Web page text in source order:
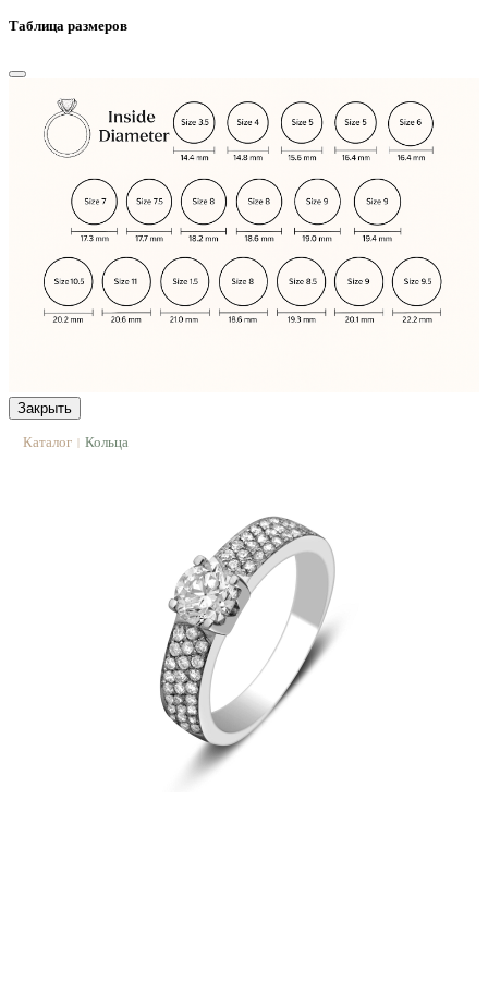
Таблица размеров
Закрыть
Каталог | Кольца